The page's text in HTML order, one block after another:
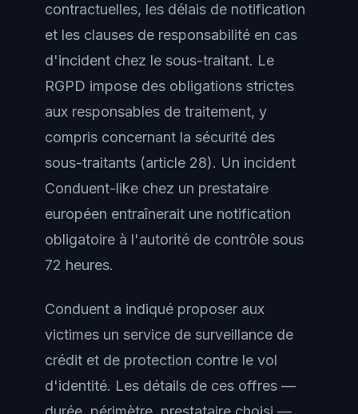
contractuelles, les délais de notification
et les clauses de responsabilité en cas
d'incident chez le sous-traitant. Le
RGPD impose des obligations strictes
aux responsables de traitement, y
compris concernant la sécurité des
sous-traitants (article 28). Un incident
Conduent-like chez un prestataire
européen entraînerait une notification
obligatoire à l'autorité de contrôle sous
72 heures.
Conduent a indiqué proposer aux
victimes un service de surveillance de
crédit et de protection contre le vol
d'identité. Les détails de ces offres —